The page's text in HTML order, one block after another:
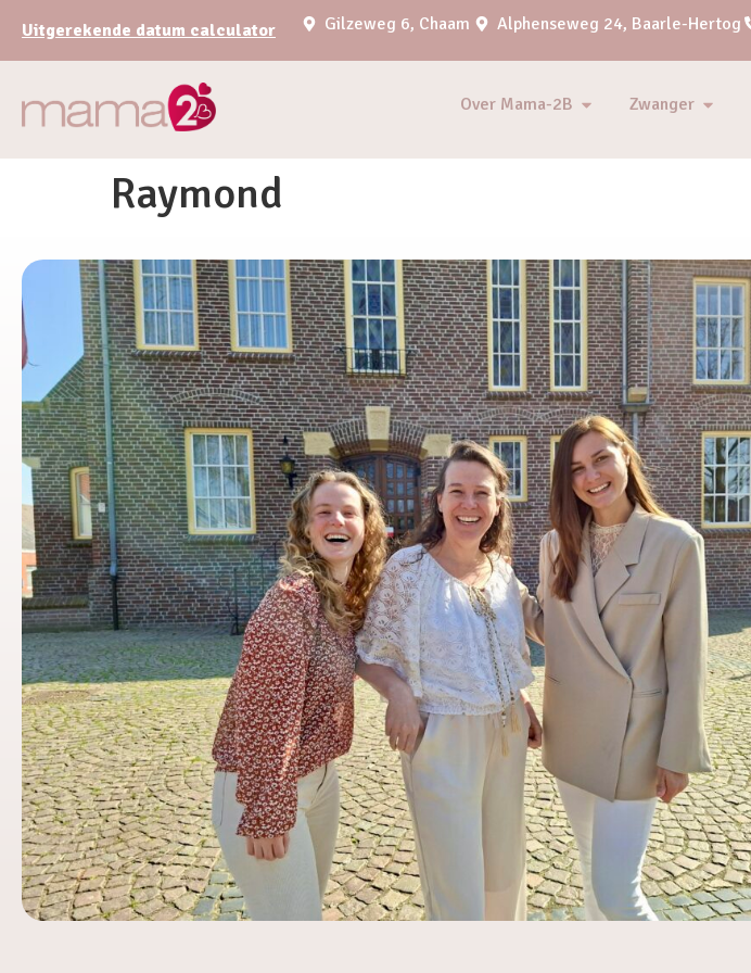
Uitgerekende datum calculator Gilzeweg 6, Chaam Alphenseweg 24, Baarle-Hertog
Over Mama-2B Zwanger
Raymond